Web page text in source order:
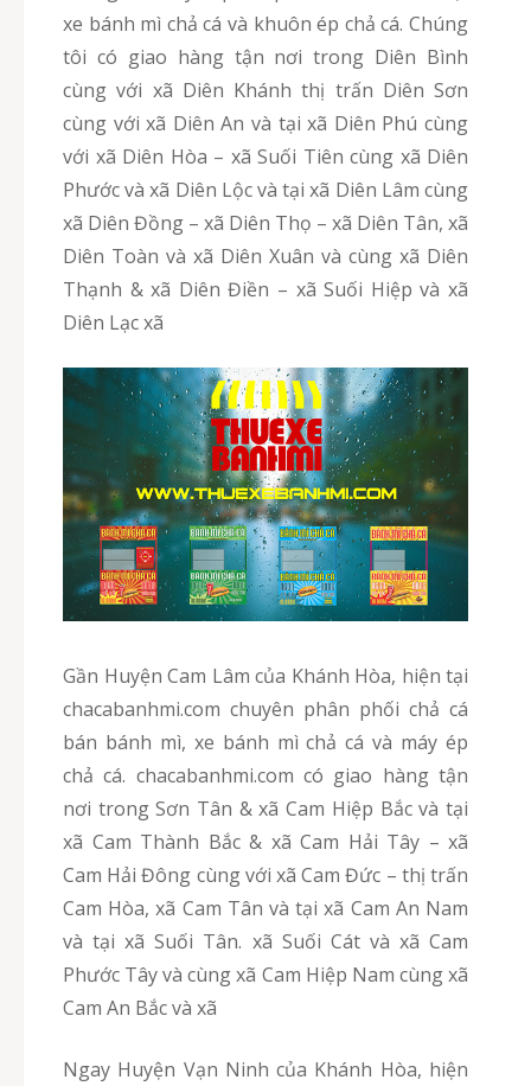
xe bánh mì chả cá và khuôn ép chả cá. Chúng
tôi có giao hàng tận nơi trong Diên Bình
cùng với xã Diên Khánh thị trấn Diên Sơn
cùng với xã Diên An và tại xã Diên Phú cùng
với xã Diên Hòa – xã Suối Tiên cùng xã Diên
Phước và xã Diên Lộc và tại xã Diên Lâm cùng
xã Diên Đồng – xã Diên Thọ – xã Diên Tân, xã
Diên Toàn và xã Diên Xuân và cùng xã Diên
Thạnh & xã Diên Điền – xã Suối Hiệp và xã
Diên Lạc xã
Gần Huyện Cam Lâm của Khánh Hòa, hiện tại
chacabanhmi.com chuyên phân phối chả cá
bán bánh mì, xe bánh mì chả cá và máy ép
chả cá. chacabanhmi.com có giao hàng tận
nơi trong Sơn Tân & xã Cam Hiệp Bắc và tại
xã Cam Thành Bắc & xã Cam Hải Tây – xã
Cam Hải Đông cùng với xã Cam Đức – thị trấn
Cam Hòa, xã Cam Tân và tại xã Cam An Nam
và tại xã Suối Tân. xã Suối Cát và xã Cam
Phước Tây và cùng xã Cam Hiệp Nam cùng xã
Cam An Bắc và xã
Ngay Huyện Vạn Ninh của Khánh Hòa, hiện